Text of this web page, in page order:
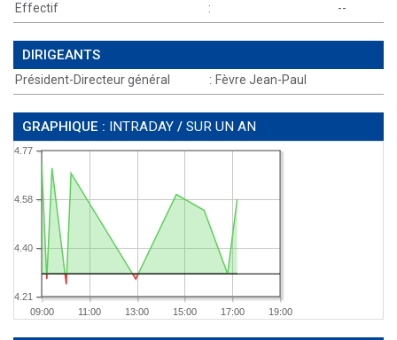
Effectif
: --
DIRIGEANTS
Président-Directeur général : Fèvre Jean-Paul
GRAPHIQUE : INTRADAY / SUR UN AN
09:00 11:00 13:00 15:00 17:00 19:00
4.21
4.40
4.58
4.77